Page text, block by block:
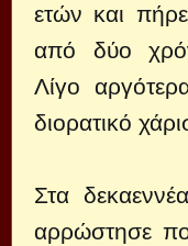
ετών και
από δύο
Λίγο
διορατικό
Στα
αρρώστησε